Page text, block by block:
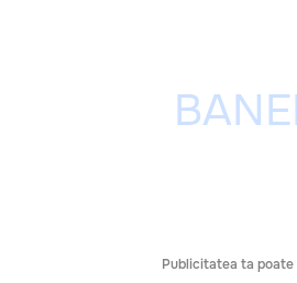
Publicitatea ta